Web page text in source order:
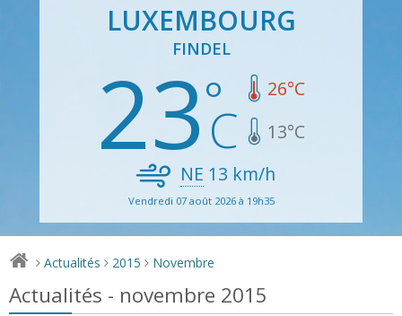
LUXEMBOURG
FINDEL
23 26°C
13°C
NE 13 km/h
Vendredi 07 août 2026 à 19h35
> Actualités > 2015 > Novembre
Actualités - novembre 2015